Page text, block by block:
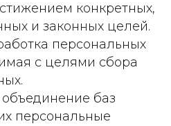
конкретных,
и законных целей.
персональных
с целями сбора
объединение баз
персональные